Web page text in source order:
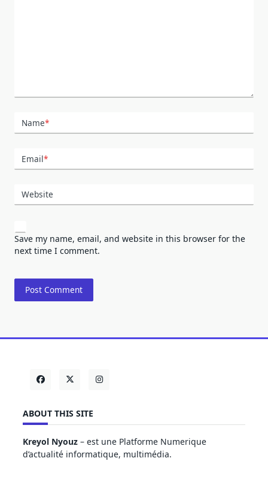
Name*
Email*
Website
Save my name, email, and website in this browser for the
next time I comment.
ABOUT THIS SITE
Kreyol Nyouz – est une Platforme Numerique
d’actualité informatique, multimédia.